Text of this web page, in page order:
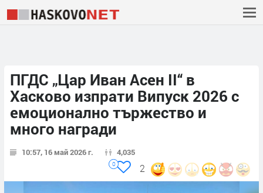
ПГДС „Цар Иван Асен II“ в
Хасково изпрати Випуск 2026 с
емоционално тържество и
много награди
10:57, 16 май 2026 г. 4,035
2
0